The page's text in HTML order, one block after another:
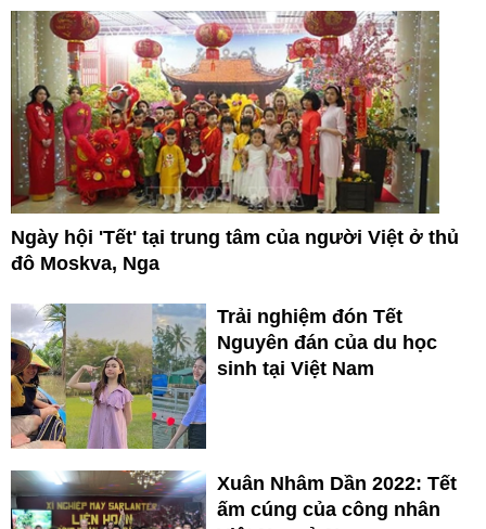
Ngày hội 'Tết' tại trung tâm của người Việt ở thủ
đô Moskva, Nga
Trải nghiệm đón Tết
Nguyên đán của du học
sinh tại Việt Nam
Xuân Nhâm Dần 2022: Tết
ấm cúng của công nhân